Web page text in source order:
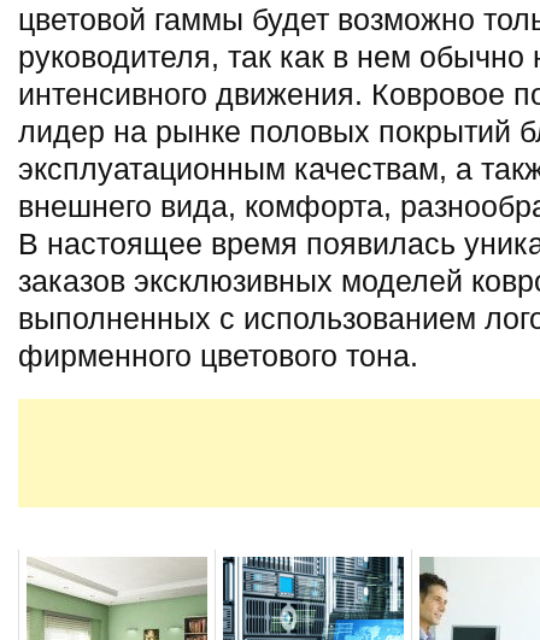
цветовой гаммы будет возможно
руководителя, так как в нем
интенсивного движения. Ковровое
лидер на рынке половых покрытий
эксплуатационным качествам, а
внешнего вида, комфорта,
В настоящее время появилась
заказов эксклюзивных моделей
выполненных с использованием
фирменного цветового тона.